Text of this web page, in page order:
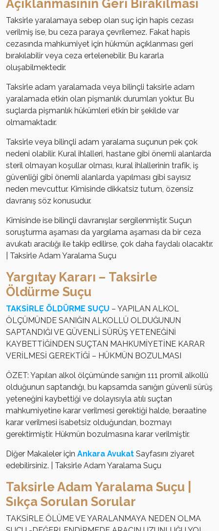
Açıklanmasının Geri Bırakılması
Taksirle yaralamaya sebep olan suç için hapis cezası
verilmiş ise, bu ceza paraya çevrilemez. Fakat hapis
cezasında mahkumiyet için hükmün açıklanması geri
bırakılabilir veya ceza ertelenebilir. Bu kararla
oluşabilmektedir.
Taksirle adam yaralamada veya bilinçli taksirle adam
yaralamada etkin olan pişmanlık durumları yoktur. Bu
suçlarda pişmanlık hükümleri etkin bir şekilde var
olmamaktadır.
Taksirle veya bilinçli adam yaralama suçunun pek çok
nedeni olabilir. Kural ihlalleri, hastane gibi önemli alanlarda
steril olmayan koşullar olması, kural ihlallerinin trafik, iş
güvenliği gibi önemli alanlarda yapılması gibi sayısız
neden mevcuttur. Kimisinde dikkatsiz tutum, özensiz
davranış söz konusudur.
Kimisinde ise bilinçli davranışlar sergilenmiştir. Suçun
soruşturma aşaması da yargılama aşaması da bir ceza
avukatı aracılığı ile takip edilirse, çok daha faydalı olacaktır.
| Taksirle Adam Yaralama Suçu
Yargıtay Kararı – Taksirle
Öldürme Suçu
TAKSİRLE ÖLDÜRME SUÇU – YAPILAN ALKOL
ÖLÇÜMÜNDE SANIĞIN ALKOLLÜ OLDUĞUNUN
SAPTANDIĞI VE GÜVENLİ SÜRÜŞ YETENEĞİNİ
KAYBETTİĞİNDEN SUÇTAN MAHKUMİYETİNE KARAR
VERİLMESİ GEREKTİĞİ – HÜKMÜN BOZULMASI
ÖZET: Yapılan alkol ölçümünde sanığın 111 promil alkollü
olduğunun saptandığı, bu kapsamda sanığın güvenli sürüş
yeteneğini kaybettiği ve dolayısıyla atılı suçtan
mahkumiyetine karar verilmesi gerektiği halde, beraatine
karar verilmesi isabetsiz olduğundan, bozmayı
gerektirmiştir. Hükmün bozulmasına karar verilmiştir.
Diğer Makaleler için Ankara Avukat Sayfasını ziyaret
edebilirsiniz. | Taksirle Adam Yaralama Suçu
Taksirle Adam Yaralama Suçu |
Sıkça Sorulan Sorular
TAKSİRLE ÖLÜME VE YARALANMAYA NEDEN OLMA